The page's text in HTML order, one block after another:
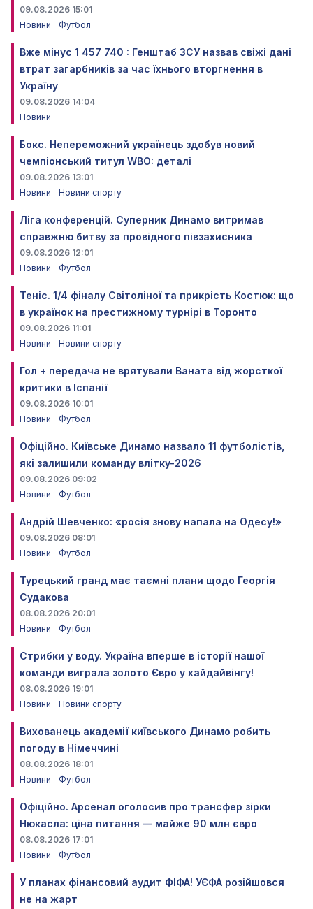
09.08.2026 15:01
Новини
Футбол
Вже мінус 1 457 740 : Генштаб ЗСУ назвав свіжі дані
втрат загарбників за час їхнього вторгнення в
Україну
09.08.2026 14:04
Новини
Бокс. Непереможний українець здобув новий
чемпіонський титул WBO: деталі
09.08.2026 13:01
Новини
Новини спорту
Ліга конференцій. Суперник Динамо витримав
справжню битву за провідного півзахисника
09.08.2026 12:01
Новини
Футбол
Теніс. 1/4 фіналу Світоліної та прикрість Костюк: що
в українок на престижному турнірі в Торонто
09.08.2026 11:01
Новини
Новини спорту
Гол + передача не врятували Ваната від жорсткої
критики в Іспанії
09.08.2026 10:01
Новини
Футбол
Офіційно. Київське Динамо назвало 11 футболістів,
які залишили команду влітку-2026
09.08.2026 09:02
Новини
Футбол
Андрій Шевченко: «росія знову напала на Одесу!»
09.08.2026 08:01
Новини
Футбол
Турецький гранд має таємні плани щодо Георгія
Судакова
08.08.2026 20:01
Новини
Футбол
Стрибки у воду. Україна вперше в історії нашої
команди виграла золото Євро у хайдайвінгу!
08.08.2026 19:01
Новини
Новини спорту
Вихованець академії київського Динамо робить
погоду в Німеччині
08.08.2026 18:01
Новини
Футбол
Офіційно. Арсенал оголосив про трансфер зірки
Нюкасла: ціна питання — майже 90 млн євро
08.08.2026 17:01
Новини
Футбол
У планах фінансовий аудит ФІФА! УЄФА розійшовся
не на жарт